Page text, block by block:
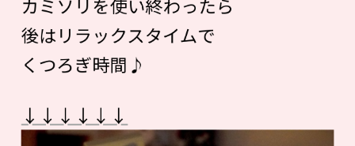
カミソリを使い終わったら
後はリラックスタイムで
くつろぎ時間♪
↓↓↓↓↓↓